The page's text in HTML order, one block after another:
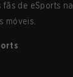
fãs de eSports na
móveis.